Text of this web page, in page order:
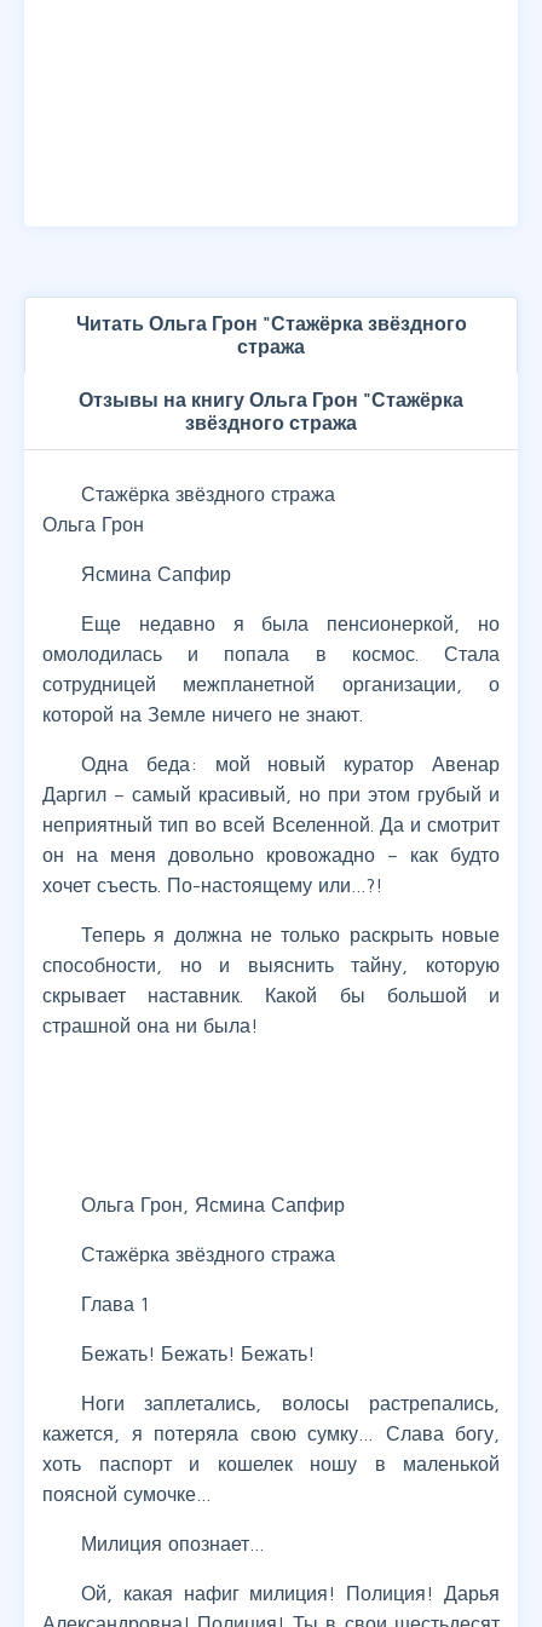
Читать Ольга Грон "Стажёрка звёздного
стража
Отзывы на книгу Ольга Грон "Стажёрка
звёздного стража
Стажёрка звёздного стража
Ольга Грон
Ясмина Сапфир
Еще недавно я была пенсионеркой, но
омолодилась и попала в космос. Стала
сотрудницей межпланетной организации, о
которой на Земле ничего не знают.
Одна беда: мой новый куратор Авенар
Даргил – самый красивый, но при этом грубый и
неприятный тип во всей Вселенной. Да и смотрит
он на меня довольно кровожадно – как будто
хочет съесть. По-настоящему или…?!
Теперь я должна не только раскрыть новые
способности, но и выяснить тайну, которую
скрывает наставник. Какой бы большой и
страшной она ни была!
Ольга Грон, Ясмина Сапфир
Стажёрка звёздного стража
Глава 1
Бежать! Бежать! Бежать!
Ноги заплетались, волосы растрепались,
кажется, я потеряла свою сумку… Слава богу,
хоть паспорт и кошелек ношу в маленькой
поясной сумочке…
Милиция опознает…
Ой, какая нафиг милиция! Полиция! Дарья